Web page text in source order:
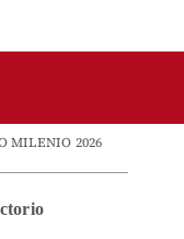
MILENIO 2026